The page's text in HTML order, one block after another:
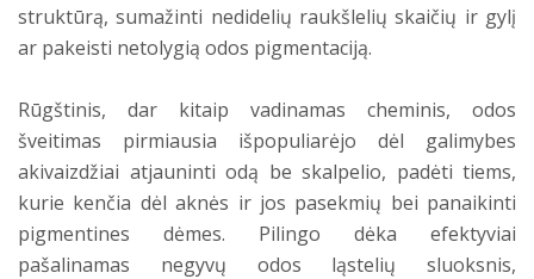
struktūrą, sumažinti nedidelių raukšlelių skaičių ir gylį
ar pakeisti netolygią odos pigmentaciją.
Rūgštinis, dar kitaip vadinamas cheminis, odos
šveitimas pirmiausia išpopuliarėjo dėl galimybes
akivaizdžiai atjauninti odą be skalpelio, padėti tiems,
kurie kenčia dėl aknės ir jos pasekmių bei panaikinti
pigmentines dėmes. Pilingo dėka efektyviai
pašalinamas negyvų odos ląstelių sluoksnis,